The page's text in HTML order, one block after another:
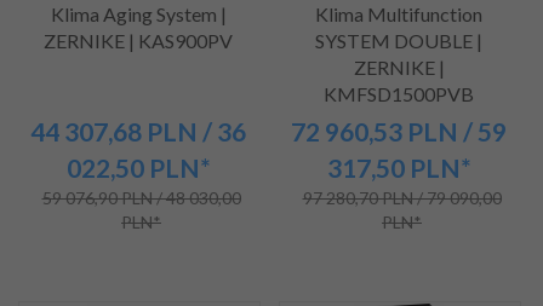
Klima Aging System |
ZERNIKE | KAS900PV
44 307,68 PLN / 36
022,50 PLN*
59 076,90 PLN / 48 030,00
PLN*
Klima Multifunction
SYSTEM DOUBLE |
ZERNIKE |
KMFSD1500PVB
72 960,53 PLN / 59
317,50 PLN*
97 280,70 PLN / 79 090,00
PLN*